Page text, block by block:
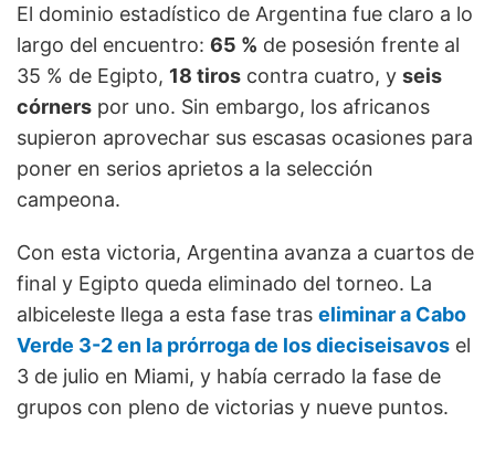
El dominio estadístico de Argentina fue claro a lo
largo del encuentro: 65 % de posesión frente al
35 % de Egipto, 18 tiros contra cuatro, y seis
córners por uno. Sin embargo, los africanos
supieron aprovechar sus escasas ocasiones para
poner en serios aprietos a la selección
campeona.
Con esta victoria, Argentina avanza a cuartos de
final y Egipto queda eliminado del torneo. La
albiceleste llega a esta fase tras eliminar a Cabo
Verde 3-2 en la prórroga de los dieciseisavos el
3 de julio en Miami, y había cerrado la fase de
grupos con pleno de victorias y nueve puntos.